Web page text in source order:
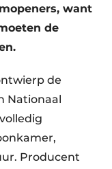
want
de
de
Nationaal
Producent